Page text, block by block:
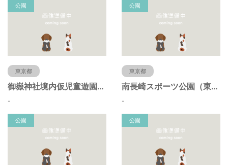
公園
東京都
御嶽神社境内仮児童遊園（東京都豊島区）
-
公園
東京都
南長崎スポーツ公園（東京都豊島区）
-
公園 公園